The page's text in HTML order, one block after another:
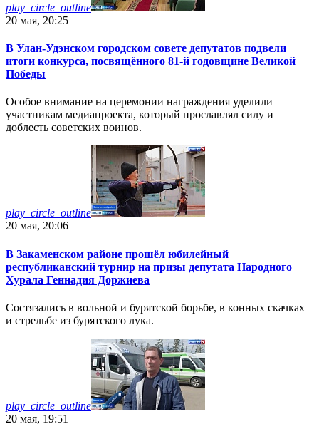
play_circle_outline
20 мая, 20:25
В Улан-Удэнском городском совете депутатов подвели
итоги конкурса, посвящённого 81-й годовщине Великой
Победы
Особое внимание на церемонии награждения уделили
участникам медиапроекта, который прославлял силу и
доблесть советских воинов.
play_circle_outline
20 мая, 20:06
В Закаменском районе прошёл юбилейный
республиканский турнир на призы депутата Народного
Хурала Геннадия Доржиева
Состязались в вольной и бурятской борьбе, в конных скачках
и стрельбе из бурятского лука.
play_circle_outline
20 мая, 19:51